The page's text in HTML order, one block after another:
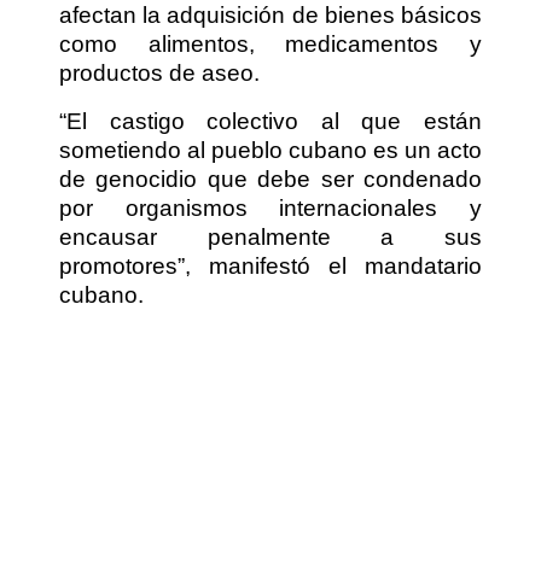
afectan la adquisición de bienes básicos
como alimentos, medicamentos y
productos de aseo.
“El castigo colectivo al que están
sometiendo al pueblo cubano es un acto
de genocidio que debe ser condenado
por organismos internacionales y
encausar penalmente a sus
promotores”, manifestó el mandatario
cubano.